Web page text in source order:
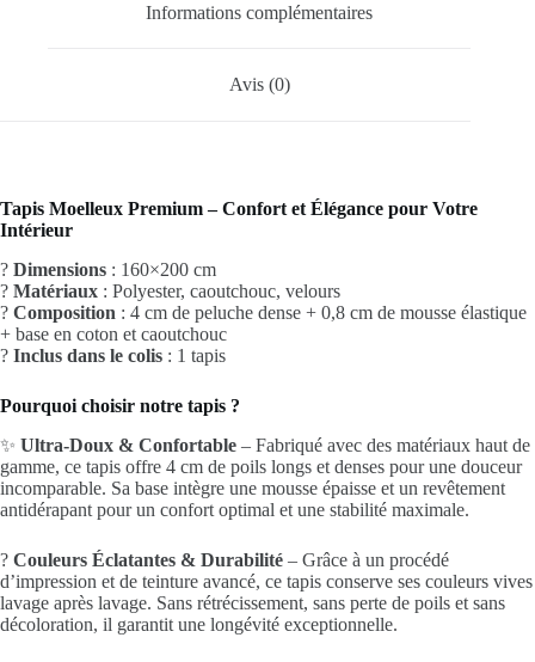
Informations complémentaires
Avis (0)
Tapis Moelleux Premium – Confort et Élégance pour Votre
Intérieur
? Dimensions : 160×200 cm
? Matériaux : Polyester, caoutchouc, velours
? Composition : 4 cm de peluche dense + 0,8 cm de mousse élastique
+ base en coton et caoutchouc
? Inclus dans le colis : 1 tapis
Pourquoi choisir notre tapis ?
✨ Ultra-Doux & Confortable – Fabriqué avec des matériaux haut de
gamme, ce tapis offre 4 cm de poils longs et denses pour une douceur
incomparable. Sa base intègre une mousse épaisse et un revêtement
antidérapant pour un confort optimal et une stabilité maximale.
? Couleurs Éclatantes & Durabilité – Grâce à un procédé
d’impression et de teinture avancé, ce tapis conserve ses couleurs vives
lavage après lavage. Sans rétrécissement, sans perte de poils et sans
décoloration, il garantit une longévité exceptionnelle.